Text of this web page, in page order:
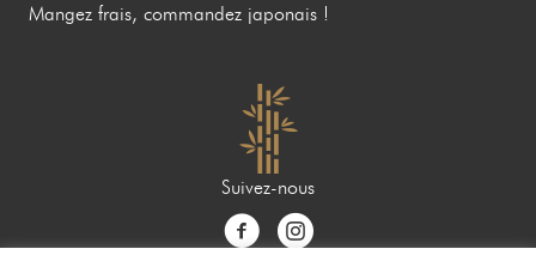
Mangez frais, commandez japonais !
Suivez-nous